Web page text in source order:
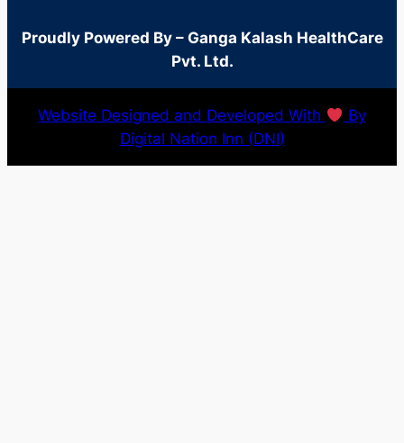
Proudly Powered By – Ganga Kalash HealthCare
Pvt. Ltd.
Website Designed and Developed With
By
Digital Nation Inn (DNI)